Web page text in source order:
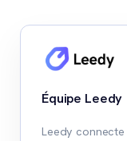
Équipe Leedy
Leedy